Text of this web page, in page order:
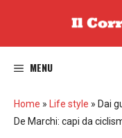
MENU
Home » Life style » Dai
De Marchi: capi da